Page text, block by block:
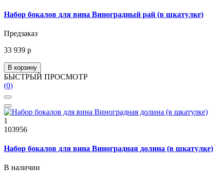
Набор бокалов для вина Виноградный рай (в шкатулке)
Предзаказ
33 939 р
В корзину
БЫСТРЫЙ ПРОСМОТР
(0)
1
103956
Набор бокалов для вина Виноградная долина (в шкатулке)
В наличии